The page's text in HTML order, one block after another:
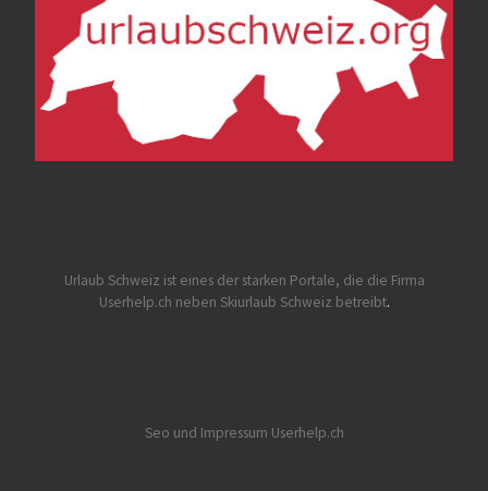
Urlaub Schweiz ist eines der starken Portale, die die Firma
Userhelp.ch neben Skiurlaub Schweiz betreibt.
Seo und Impressum Userhelp.ch